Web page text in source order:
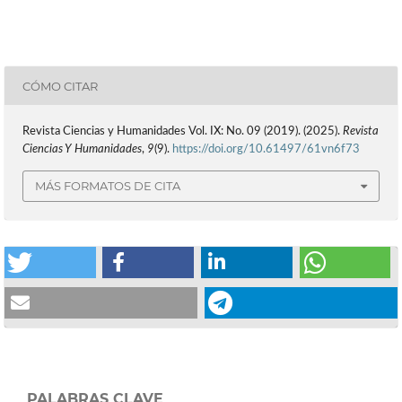
CÓMO CITAR
Revista Ciencias y Humanidades Vol. IX: No. 09 (2019). (2025). Revista
Ciencias Y Humanidades, 9(9). https://doi.org/10.61497/61vn6f73
MÁS FORMATOS DE CITA
PALABRAS CLAVE